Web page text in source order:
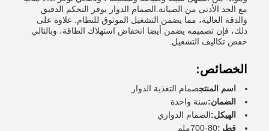
مع الحد الأدنى من الصيانة.الصمام الدوار يوفر التحكم الدقيق
والدقة العالية، مما يضمن التشغيل الموثوق للنظام. علاوة على
ذلك، فإن تصميمه يضمن أيضا انخفاض استهلاك الطاقة، وبالتالي
خفض تكاليف التشغيل.
الخصائص:
اسم المنتجصمام التغذية الدوار
الضمان:سنة واحدة
الهيكل:الصمام الدواري
قطر:80-700ملم